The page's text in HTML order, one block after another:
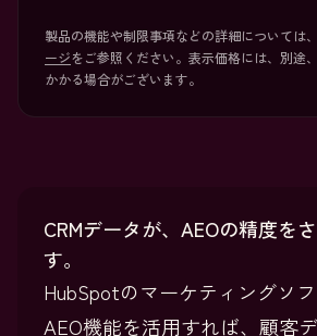
製品の機能や制限事項などの詳細については
ージをご参照ください。表示価格には、別途
かかる場合がございます。
CRMデータが、AEOの精度を
す。
HubSpotのマーケティングソ
AEO機能を活用すれば、顧客